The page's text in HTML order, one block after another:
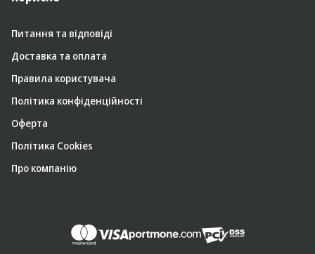
Питання та відповіді
Доставка та оплата
Правила користувача
Політика конфіденційності
Оферта
Політика Cookies
Про компанію